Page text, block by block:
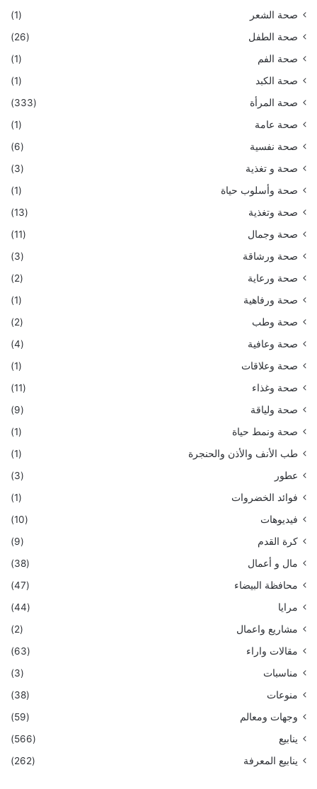
صحة الشعر
(1)
صحة الطفل
(26)
صحة الفم
(1)
صحة الكبد
(1)
صحة المرأة
(333)
صحة عامة
(1)
صحة نفسية
(6)
صحة و تغذية
(3)
صحة وأسلوب حياة
(1)
صحة وتغذية
(13)
صحة وجمال
(11)
صحة ورشاقة
(3)
صحة ورعاية
(2)
صحة ورفاهية
(1)
صحة وطب
(2)
صحة وعافية
(4)
صحة وعلاقات
(1)
صحة وغذاء
(11)
صحة ولياقة
(9)
صحة ونمط حياة
(1)
طب الأنف والأذن والحنجرة
(1)
عطور
(3)
فوائد الخضروات
(1)
فيديوهات
(10)
كرة القدم
(9)
مال و أعمال
(38)
محافظة البيضاء
(47)
مرايا
(44)
مشاريع واعمال
(2)
مقالات واراء
(63)
مناسبات
(3)
منوعات
(38)
وجهات ومعالم
(59)
ينابيع
(566)
ينابيع المعرفة
(262)